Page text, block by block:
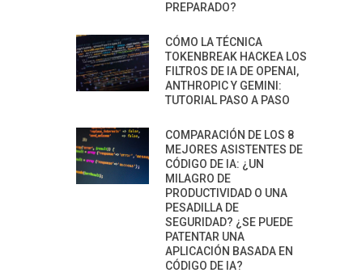
PREPARADO?
CÓMO LA TÉCNICA
TOKENBREAK HACKEA LOS
FILTROS DE IA DE OPENAI,
ANTHROPIC Y GEMINI:
TUTORIAL PASO A PASO
COMPARACIÓN DE LOS 8
MEJORES ASISTENTES DE
CÓDIGO DE IA: ¿UN
MILAGRO DE
PRODUCTIVIDAD O UNA
PESADILLA DE
SEGURIDAD? ¿SE PUEDE
PATENTAR UNA
APLICACIÓN BASADA EN
CÓDIGO DE IA?